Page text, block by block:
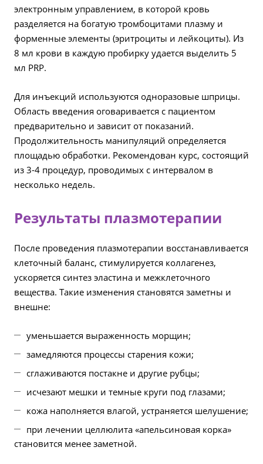
электронным управлением, в которой кровь
разделяется на богатую тромбоцитами плазму и
форменные элементы (эритроциты и лейкоциты). Из
8 мл крови в каждую пробирку удается выделить 5
мл PRP.
Для инъекций используются одноразовые шприцы.
Область введения оговаривается с пациентом
предварительно и зависит от показаний.
Продолжительность манипуляций определяется
площадью обработки. Рекомендован курс, состоящий
из 3-4 процедур, проводимых с интервалом в
несколько недель.
Результаты плазмотерапии
После проведения плазмотерапии восстанавливается
клеточный баланс, стимулируется коллагенез,
ускоряется синтез эластина и межклеточного
вещества. Такие изменения становятся заметны и
внешне:
уменьшается выраженность морщин;
замедляются процессы старения кожи;
сглаживаются постакне и другие рубцы;
исчезают мешки и темные круги под глазами;
кожа наполняется влагой, устраняется шелушение;
при лечении целлюлита «апельсиновая корка»
становится менее заметной.